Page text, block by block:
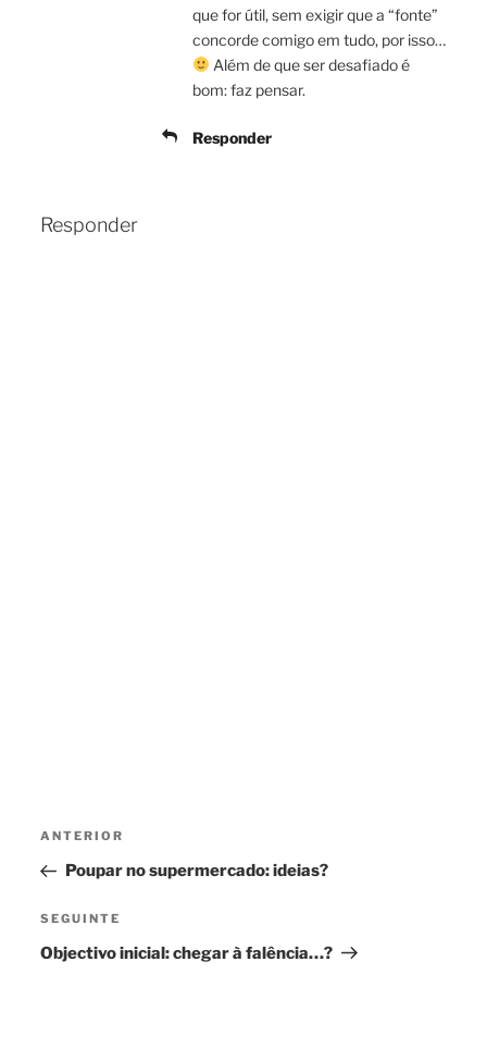
que for útil, sem exigir que a “fonte”
concorde comigo em tudo, por isso…
Além de que ser desafiado é
bom: faz pensar.
Responder
Responder
Navegação
artigos
Conteúdo
anterior
ANTERIOR
Poupar no supermercado: ideias?
Conteúdo
seguinte
SEGUINTE
Objectivo inicial: chegar à falência…?